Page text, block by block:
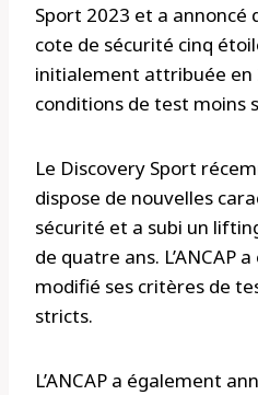
Sport 2023 et a annoncé
cote de sécurité cinq
initialement attribuée en
conditions de test moins
Le Discovery Sport
dispose de nouvelles
sécurité et a subi un
de quatre ans. L’ANCAP
modifié ses critères de
stricts.
L’ANCAP a également